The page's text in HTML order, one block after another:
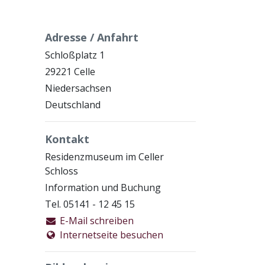
Adresse / Anfahrt
Schloßplatz 1
29221 Celle
Niedersachsen
Deutschland
Kontakt
Residenzmuseum im Celler
Schloss
Information und Buchung
Tel. 05141 - 12 45 15
E-Mail schreiben
Internetseite besuchen